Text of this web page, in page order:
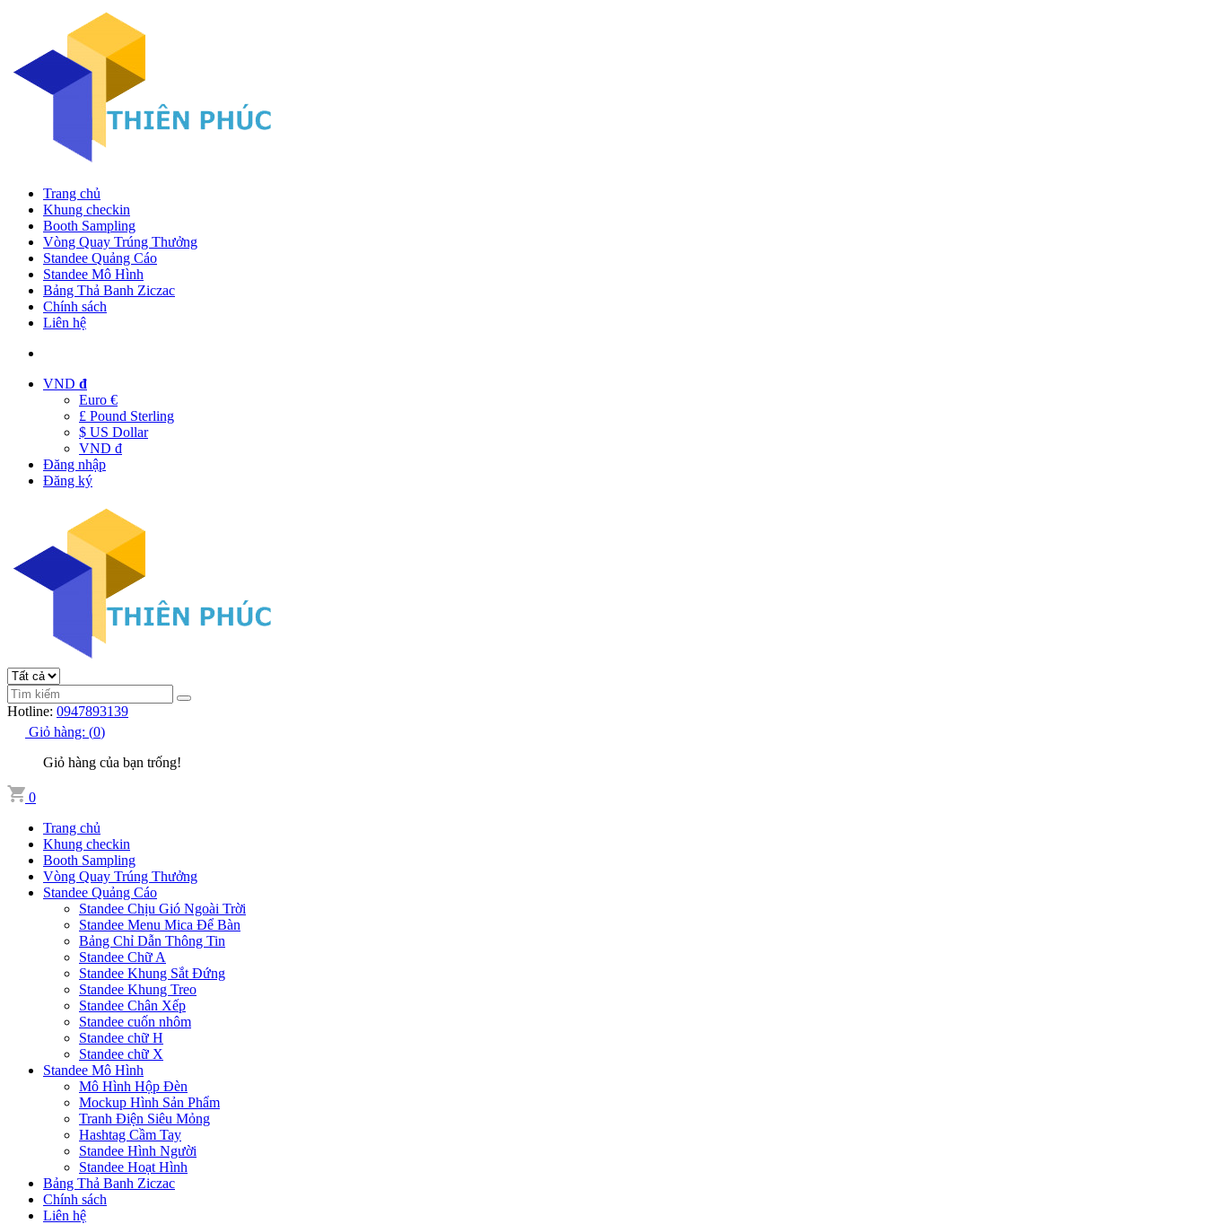
Trang chủ
Khung checkin
Booth Sampling
Vòng Quay Trúng Thưởng
Standee Quảng Cáo
Standee Mô Hình
Bảng Thả Banh Ziczac
Chính sách
Liên hệ
VND đ
Euro €
£ Pound Sterling
$ US Dollar
VND đ
Đăng nhập
Đăng ký
Hotline: 0947893139
Giỏ hàng: (0)
Giỏ hàng của bạn trống!
0
Trang chủ
Khung checkin
Booth Sampling
Vòng Quay Trúng Thưởng
Standee Quảng Cáo
Standee Chịu Gió Ngoài Trời
Standee Menu Mica Để Bàn
Bảng Chỉ Dẫn Thông Tin
Standee Chữ A
Standee Khung Sắt Đứng
Standee Khung Treo
Standee Chân Xếp
Standee cuốn nhôm
Standee chữ H
Standee chữ X
Standee Mô Hình
Mô Hình Hộp Đèn
Mockup Hình Sản Phẩm
Tranh Điện Siêu Mỏng
Hashtag Cầm Tay
Standee Hình Người
Standee Hoạt Hình
Bảng Thả Banh Ziczac
Chính sách
Liên hệ